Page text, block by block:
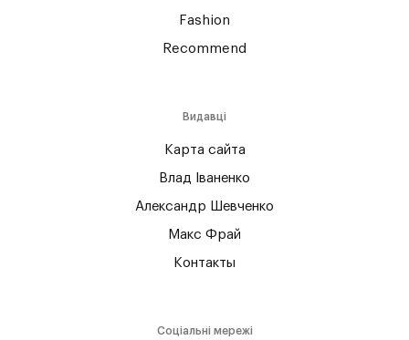
Fashion
Recommend
Видавці
Карта сайта
Влад Іваненко
Александр Шевченко
Макс Фрай
Контакты
Соціальні мережі